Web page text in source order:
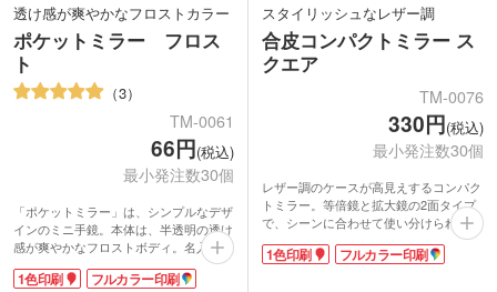
透け感が爽やかなフロストカラー
ポケットミラー フロス
ト
3
TM-0061
66円(税込)
最小発注数30個
「ポケットミラー」は、シンプルなデザ
インのミニ手鏡。本体は、半透明の透け
感が爽やかなフロストボディ。名入れを
すると、ふんわり柔らかな印象になりま
す。
1色印刷 フルカラー印刷
スタイリッシュなレザー調
合皮コンパクトミラー ス
クエア
TM-0076
330円(税込)
最小発注数30個
レザー調のケースが高見えするコンパク
トミラー。等倍鏡と拡大鏡の2面タイプ
で、シーンに合わせて使い分けられま
す。スタイリッシュなスクエア型で、男
女問わずお使いいただけます。
1色印刷 フルカラー印刷